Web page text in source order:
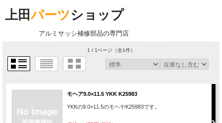
上田パーツショップ
アルミサッシ補修部品の専門店
1 / 1ページ（全1件）
モヘア9.0×11.5 YKK K25983
YKKの9.0×11.5のモヘヤK25983です。